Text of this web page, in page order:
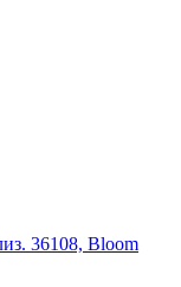
36108, Bloom